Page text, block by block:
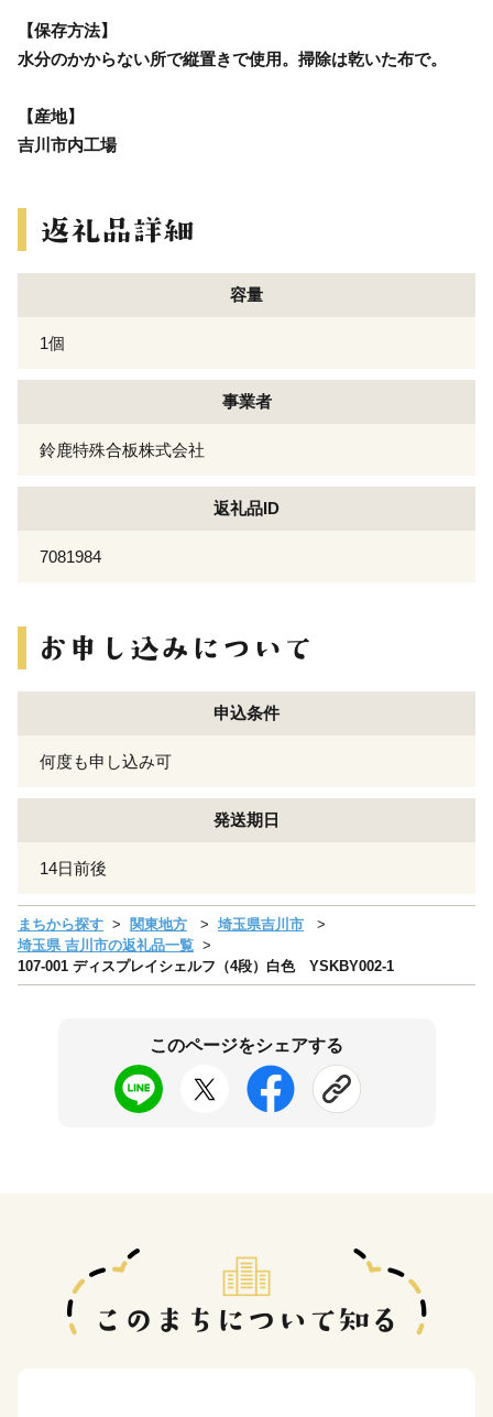
【保存方法】
水分のかからない所で縦置きで使用。掃除は乾いた布で。
【産地】
吉川市内工場
容量
1個
事業者
鈴鹿特殊合板株式会社
返礼品ID
7081984
申込条件
何度も申し込み可
発送期日
14日前後
まちから探す 関東地方
埼玉県吉川市
埼玉県 吉川市の返礼品一覧
107-001 ディスプレイシェルフ（4段）白色 YSKBY002-1
このページをシェアする